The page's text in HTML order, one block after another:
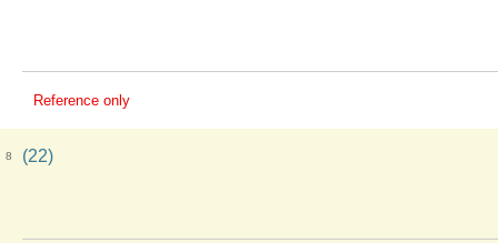
Reference only
8 (22)